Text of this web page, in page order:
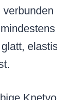
verbunden